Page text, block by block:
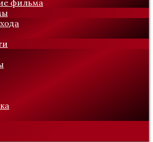
фильма